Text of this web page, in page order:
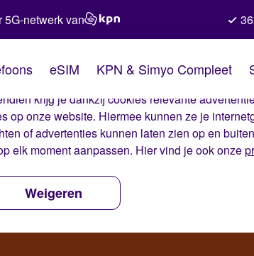
Simyo
website. Met deze cookies zorgen wij ervoor dat
krijg je dankzij cookies relevante
op onze website. Hiermee kunnen ze je
of advertenties kunnen laten zien op en
elk moment aanpassen. Hier vind je ook onze
Weigeren
5G-netwerk van
eSIM KPN & Simyo Compleet